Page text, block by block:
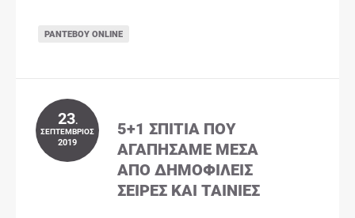
ΡΑΝΤΕΒΟΎ ONLINE
23.
ΣΕΠΤΈΜΒΡΙΟΣ
2019
5+1 ΣΠΊΤΙΑ ΠΟΥ
ΑΓΑΠΉΣΑΜΕ ΜΈΣΑ
ΑΠΌ ΔΗΜΟΦΙΛΕΊΣ
ΣΕΙΡΈΣ ΚΑΙ ΤΑΙΝΊΕΣ